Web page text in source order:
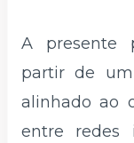
A presente
partir de um
alinhado ao
entre redes